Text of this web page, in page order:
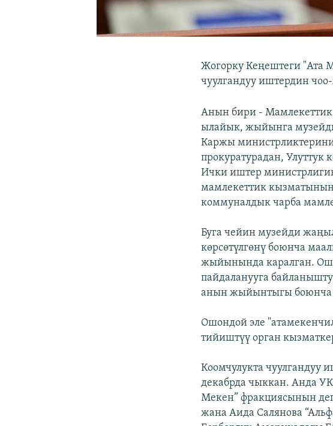
Жогорку Кеңештеги "Ата
чуулгандуу иштердин
Анын бири -
ылайык, жыйынга
Каржы
прокуратурадан,
Ички иштер
мамлекеттик
коммуналдык чарба
Буга чейин музейди
көрсөтүлгөнү боюнча
жыйынында каралган.
пайдаланууга
анын жыйынтыгы боюнча
Ошондой эле
тийиштүү орган
Коомчулукта чуулгандуу
декабрда чыккан. Анда
Мекен” фракциясынын
жана Аида Салянова